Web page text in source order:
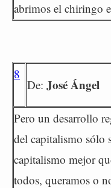
abrimos el chiringo
8
De: José Ángel
Pero un desarrollo
del capitalismo sólo
capitalismo mejor
todos, queramos o